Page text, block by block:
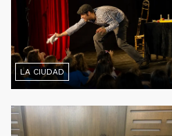
LA CIUDAD